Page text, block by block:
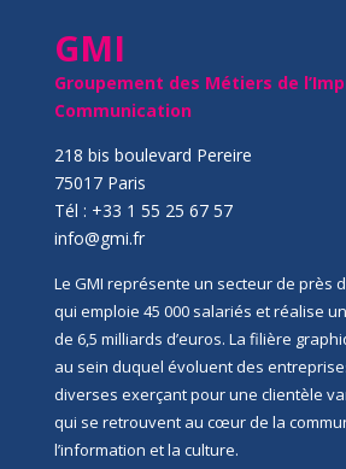
GMI
Groupement des Métiers de
Communication
218 bis boulevard Pereire
75017 Paris
Tél : +33 1 55 25 67 57
info@gmi.fr
Le GMI représente un secteur de près
qui emploie 45 000 salariés et réalise
de 6,5 milliards d’euros. La filière
au sein duquel évoluent des
diverses exerçant pour une clientèle
qui se retrouvent au cœur de la
l’information et la culture.